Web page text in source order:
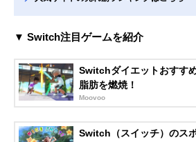
▼ Switch注目ゲームを紹介
Switchダイエットおすす
脂肪を燃焼！
Moovoo
Switch（スイッチ）のス